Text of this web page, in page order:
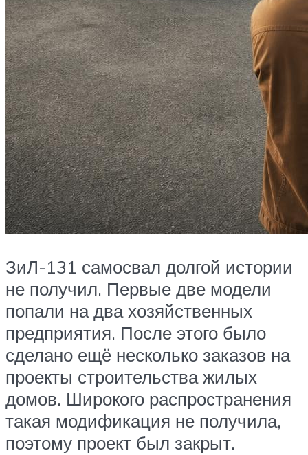
ЗиЛ-131 самосвал долгой истории
не получил. Первые две модели
попали на два хозяйственных
предприятия. После этого было
сделано ещё несколько заказов на
проекты строительства жилых
домов. Широкого распространения
такая модификация не получила,
поэтому проект был закрыт.